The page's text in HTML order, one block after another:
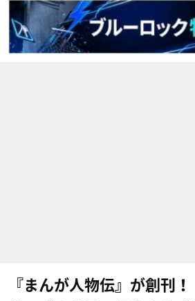
『まんが人物伝』が創刊